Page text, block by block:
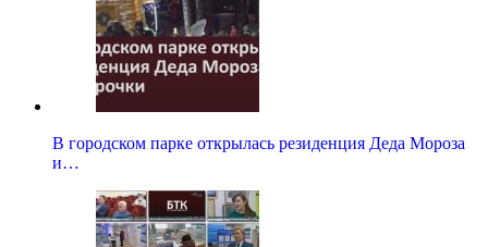
В городском парке открылась резиденция Деда Мороза
и…